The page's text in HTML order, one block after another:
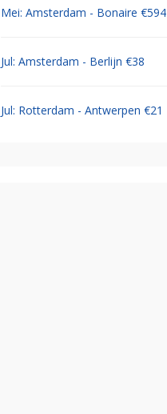
Mei: Amsterdam - Bonaire €594
Jul: Amsterdam - Berlijn €38
Jul: Rotterdam - Antwerpen €21